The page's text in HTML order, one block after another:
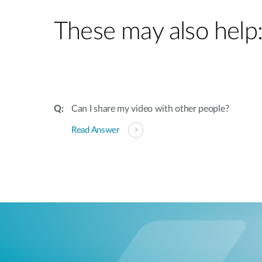
These may also help:
Can I share my video with other people?
Read Answer